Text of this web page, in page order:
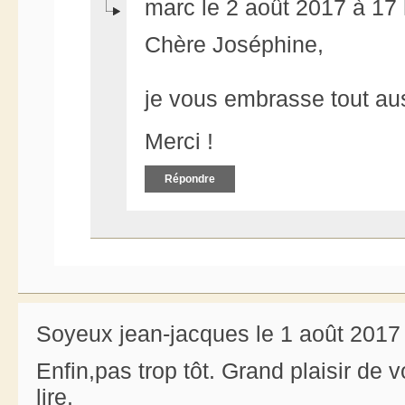
marc le 2 août 2017 à 17
Chère Joséphine,
je vous embrasse tout
Merci !
Répondre
Soyeux jean-jacques le 1 août
Enfin,pas trop tôt. Grand plaisir de
lire.